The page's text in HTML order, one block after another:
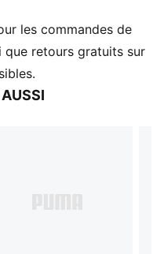
de la mode urbaine
capitales mondiales de
chérie par les
de chaque
les commandes de
que retours gratuits sur